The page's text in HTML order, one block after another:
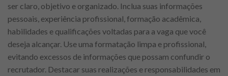
ser claro, objetivo e organizado. Inclua suas informações
pessoais, experiência profissional, formação acadêmica,
habilidades e qualificações voltadas para a vaga que você
deseja alcançar. Use uma formatação limpa e profissional,
evitando excessos de informações que possam confundir o
recrutador. Destacar suas realizações e responsabilidades em